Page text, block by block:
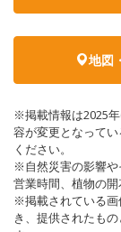
地図
※掲載情報は2025
容が変更となって
ください。
※自然災害の影響や
営業時間、植物の開
※掲載されている画
き、提供されたも